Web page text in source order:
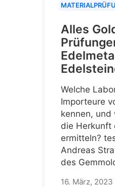
Alles
Welche
Importeure
kennen, und
die Herkunft
ermitteln?
Andreas
des
16. März, 2023